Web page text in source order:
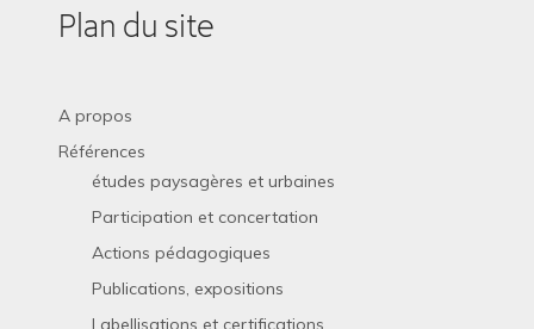
Plan du site
A propos
Références
études paysagères et urbaines
Participation et concertation
Actions pédagogiques
Publications, expositions
Labellisations et certifications